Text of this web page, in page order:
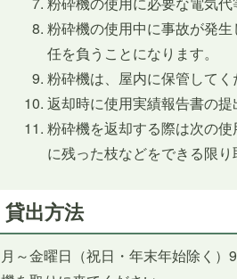
粉砕機の使用中に事故が発
任を負うことになります。
粉砕機は、屋内に保管してく
返却時に使用実績報告書の提
粉砕機を返却する際は次の
に残った枝などをできる限り
貸出方法
月～金曜日（祝日・年末年始除く